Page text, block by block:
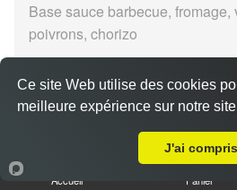
Base sauce barbecue, fromage,
poivrons, chorizo
Accueil Panier
Ce site Web utilise des cookies
meilleure expérience sur notre
J'ai compris